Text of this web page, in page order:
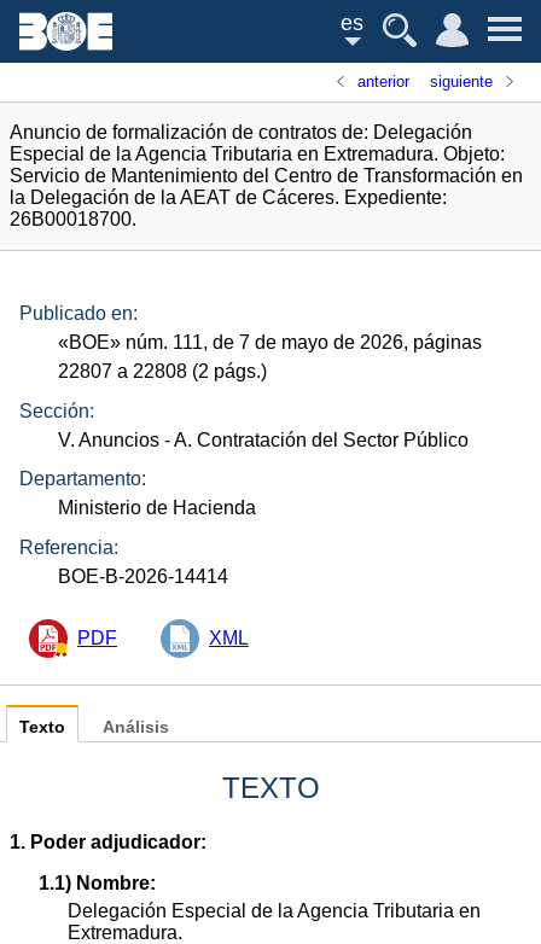
es
anterior siguiente
Anuncio de formalización de contratos de: Delegación
Especial de la Agencia Tributaria en Extremadura. Objeto:
Servicio de Mantenimiento del Centro de Transformación en
la Delegación de la AEAT de Cáceres. Expediente:
26B00018700.
Publicado en:
«BOE» núm. 111, de 7 de mayo de 2026, páginas
22807 a 22808 (2 págs.)
Sección:
V. Anuncios - A. Contratación del Sector Público
Departamento:
Ministerio de Hacienda
Referencia:
BOE-B-2026-14414
PDF XML
Texto
TEXTO
1. Poder adjudicador:
1.1) Nombre:
Delegación Especial de la Agencia Tributaria en
Extremadura.
Análisis